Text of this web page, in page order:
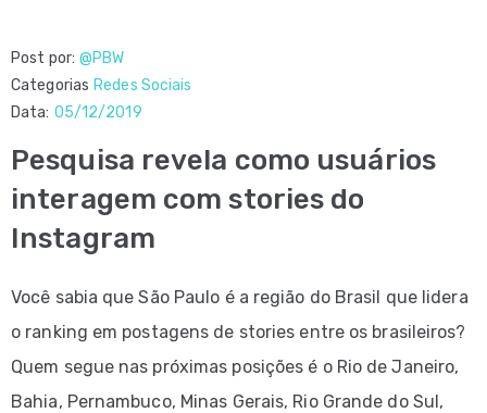
Post por: @PBW
Categorias Redes Sociais
Data: 05/12/2019
Pesquisa revela como usuários
interagem com stories do
Instagram
Você sabia que São Paulo é a região do Brasil que lidera
o ranking em postagens de stories entre os brasileiros?
Quem segue nas próximas posições é o Rio de Janeiro,
Bahia, Pernambuco, Minas Gerais, Rio Grande do Sul,